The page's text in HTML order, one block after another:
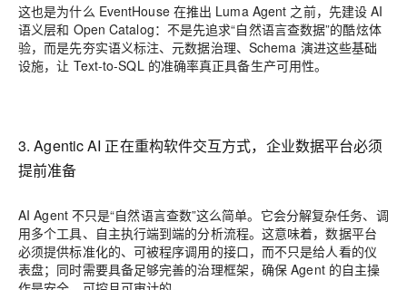
这也是为什么 EventHouse 在推出 Luma Agent 之前，先建设 AI
语义层和 Open Catalog：不是先追求“自然语言查数据”的酷炫体
验，而是先夯实语义标注、元数据治理、Schema 演进这些基础
设施，让 Text-to-SQL 的准确率真正具备生产可用性。
3. Agentic AI 正在重构软件交互方式，企业数据平台必须
提前准备
AI Agent 不只是“自然语言查数”这么简单。它会分解复杂任务、调
用多个工具、自主执行端到端的分析流程。这意味着，数据平台
必须提供标准化的、可被程序调用的接口，而不只是给人看的仪
表盘；同时需要具备足够完善的治理框架，确保 Agent 的自主操